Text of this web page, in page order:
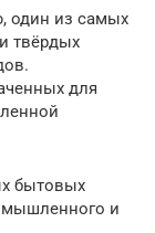
один из самых
твёрдых
для
бытовых
и